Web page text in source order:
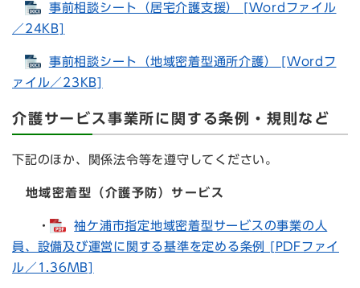
事前相談シート（居宅介護支援） [Wordファイル
／24KB]
事前相談シート（地域密着型通所介護） [Wordフ
ァイル／23KB]
介護サービス事業所に関する条例・規則など
下記のほか、関係法令等を遵守してください。
地域密着型（介護予防）サービス
・
袖ケ浦市指定地域密着型サービスの事業の人
員、設備及び運営に関する基準を定める条例 [PDFファイ
ル／1.36MB]